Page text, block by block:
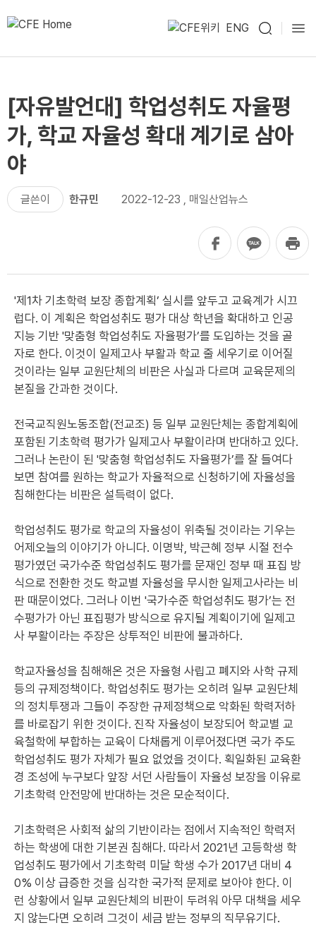
ENG
[자유발언대] 학업성취도 자율평
가, 학교 자율성 확대 계기로 삼아
야
글쓴이 한규민 2022-12-23 , 매일산업뉴스
'제1차 기초학력 보장 종합계획’ 실시를 앞두고 교육계가 시끄
럽다. 이 계획은 학업성취도 평가 대상 학년을 확대하고 인공
지능 기반 '맞춤형 학업성취도 자율평가’를 도입하는 것을 골
자로 한다. 이것이 일제고사 부활과 학교 줄 세우기로 이어질
것이라는 일부 교원단체의 비판은 사실과 다르며 교육문제의
본질을 간과한 것이다.
전국교직원노동조합(전교조) 등 일부 교원단체는 종합계획에
포함된 기초학력 평가가 일제고사 부활이라며 반대하고 있다.
그러나 논란이 된 '맞춤형 학업성취도 자율평가’를 잘 들여다
보면 참여를 원하는 학교가 자율적으로 신청하기에 자율성을
침해한다는 비판은 설득력이 없다.
학업성취도 평가로 학교의 자율성이 위축될 것이라는 기우는
어제오늘의 이야기가 아니다. 이명박, 박근혜 정부 시절 전수
평가였던 국가수준 학업성취도 평가를 문재인 정부 때 표집 방
식으로 전환한 것도 학교별 자율성을 무시한 일제고사라는 비
판 때문이었다. 그러나 이번 '국가수준 학업성취도 평가’는 전
수평가가 아닌 표집평가 방식으로 유지될 계획이기에 일제고
사 부활이라는 주장은 상투적인 비판에 불과하다.
학교자율성을 침해해온 것은 자율형 사립고 폐지와 사학 규제
등의 규제정책이다. 학업성취도 평가는 오히려 일부 교원단체
의 정치투쟁과 그들이 주장한 규제정책으로 악화된 학력저하
를 바로잡기 위한 것이다. 진작 자율성이 보장되어 학교별 교
육철학에 부합하는 교육이 다채롭게 이루어졌다면 국가 주도
학업성취도 평가 자체가 필요 없었을 것이다. 획일화된 교육환
경 조성에 누구보다 앞장 서던 사람들이 자율성 보장을 이유로
기초학력 안전망에 반대하는 것은 모순적이다.
기초학력은 사회적 삶의 기반이라는 점에서 지속적인 학력저
하는 학생에 대한 기본권 침해다. 따라서 2021년 고등학생 학
업성취도 평가에서 기초학력 미달 학생 수가 2017년 대비 4
0% 이상 급증한 것을 심각한 국가적 문제로 보아야 한다. 이
런 상황에서 일부 교원단체의 비판이 두려워 아무 대책을 세우
지 않는다면 오히려 그것이 세금 받는 정부의 직무유기다.